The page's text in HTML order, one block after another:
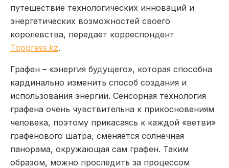
путешествие технологических инноваций и
энергетических возможностей своего
королевства, передает корреспондент
Toppress.kz.
Графен – «энергия будущего», которая способна
кардинально изменить способ создания и
использования энергии. Сенсорная технология
графена очень чувствительна к прикосновениям
человека, поэтому прикасаясь к каждой «ветви»
графенового шатра, сменяется солнечная
панорама, окружающая сам графен. Таким
образом, можно проследить за процессом